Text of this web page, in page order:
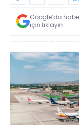
Google’da
için tıklayın